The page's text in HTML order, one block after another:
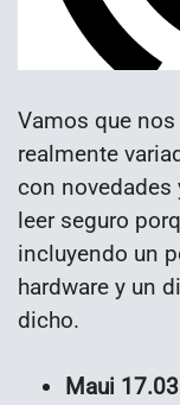
Vamos que
realmente
con novedades
leer seguro
incluyendo un
hardware y un
dicho.
Maui